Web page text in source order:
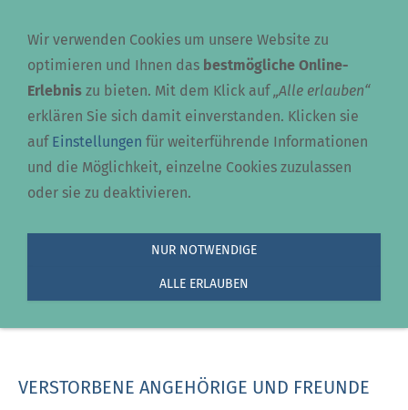
Gedenken
Sie sind hier:Willkommen bei Bodo Hesse»
VERSTORBENE ANGEHÖRIGE UND FREUNDE
Wir verwenden Cookies um unsere Website zu
optimieren und Ihnen das bestmögliche Online-
Erlebnis zu bieten. Mit dem Klick auf„Alle erlauben“
erklären Sie sich damit einverstanden. Klicken sie
auf Einstellungen für weiterführende Informationen
und die Möglichkeit, einzelne Cookies zuzulassen
oder sie zu deaktivieren.
NUR NOTWENDIGE
ALLE ERLAUBEN